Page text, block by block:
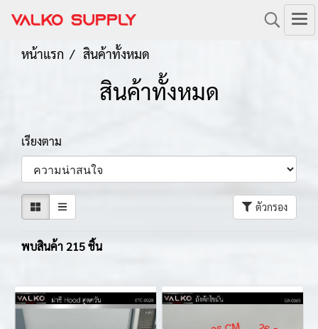
หน้าแรก สินค้าทั้งหมด
สินค้าทั้งหมด
เรียงตาม
ตัวกรอง
พบสินค้า 215 ชิ้น